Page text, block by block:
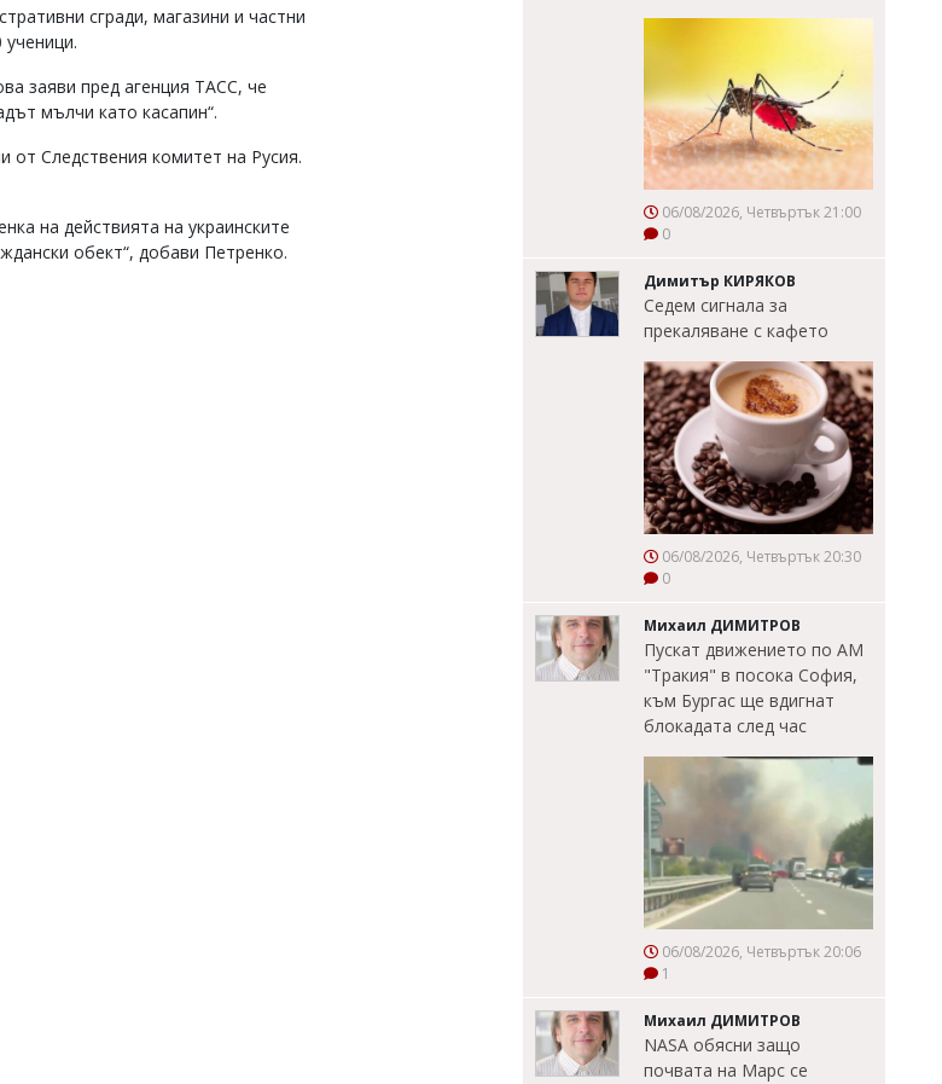
сгради, магазини и частни
заяви пред агенция ТАСС, че
мълчи като касапин“.
от Следствения комитет на Русия.
на действията на украинските
обект“, добави Петренко.
06/08/2026, Четвъртък 21:00
0
Димитър КИРЯКОВ
Седем сигнала за
прекаляване с кафето
06/08/2026, Четвъртък 20:30
0
Михаил ДИМИТРОВ
Пускат движението по АМ
"Тракия" в посока София,
към Бургас ще вдигнат
блокадата след час
06/08/2026, Четвъртък 20:06
1
Михаил ДИМИТРОВ
NASA обясни защо
почвата на Марс се